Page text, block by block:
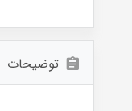
توضیحات